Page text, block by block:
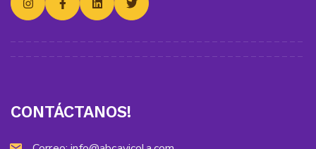
CONTÁCTANOS!